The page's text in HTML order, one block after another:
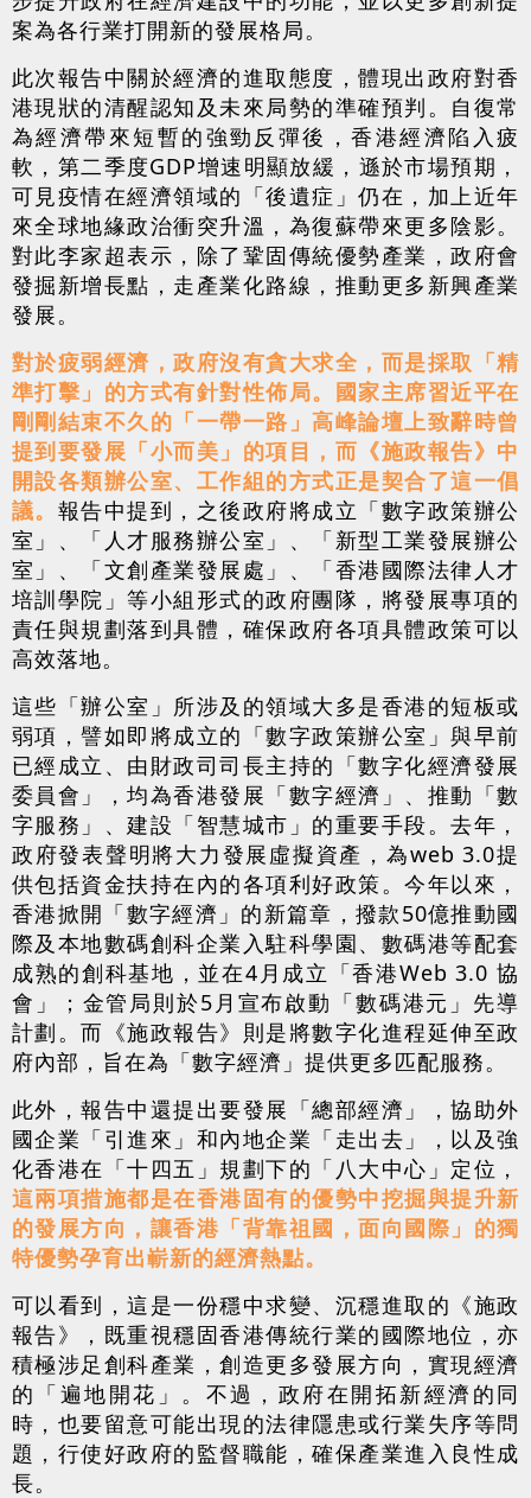
案為各行業打開新的發展格局。
此次報告中關於經濟的進取態度，體現出政府對香
港現狀的清醒認知及未來局勢的準確預判。自復常
為經濟帶來短暫的強勁反彈後，香港經濟陷入疲
軟，第二季度GDP增速明顯放緩，遜於市場預期，
可見疫情在經濟領域的「後遺症」仍在，加上近年
來全球地緣政治衝突升溫，為復蘇帶來更多陰影。
對此李家超表示，除了鞏固傳統優勢產業，政府會
發掘新增長點，走產業化路線，推動更多新興產業
發展。
對於疲弱經濟，政府沒有貪大求全，而是採取「精
準打擊」的方式有針對性佈局。國家主席習近平在
剛剛結束不久的「一帶一路」高峰論壇上致辭時曾
提到要發展「小而美」的項目，而《施政報告》中
開設各類辦公室、工作組的方式正是契合了這一倡
議。 報告中提到，之後政府將成立「數字政策辦公
室」、「人才服務辦公室」、「新型工業發展辦公
室」、「文創產業發展處」、「香港國際法律人才
培訓學院」等小組形式的政府團隊，將發展專項的
責任與規劃落到具體，確保政府各項具體政策可以
高效落地。
這些「辦公室」所涉及的領域大多是香港的短板或
弱項，譬如即將成立的「數字政策辦公室」與早前
已經成立、由財政司司長主持的「數字化經濟發展
委員會」，均為香港發展「數字經濟」、推動「數
字服務」、建設「智慧城市」的重要手段。去年，
政府發表聲明將大力發展虛擬資產，為web 3.0提
供包括資金扶持在內的各項利好政策。今年以來，
香港掀開「數字經濟」的新篇章，撥款50億推動國
際及本地數碼創科企業入駐科學園、數碼港等配套
成熟的創科基地，並在4月成立「香港Web 3.0 協
會」；金管局則於5月宣布啟動「數碼港元」先導
計劃。而《施政報告》則是將數字化進程延伸至政
府內部，旨在為「數字經濟」提供更多匹配服務。
此外，報告中還提出要發展「總部經濟」，協助外
國企業「引進來」和內地企業「走出去」，以及強
化香港在「十四五」規劃下的「八大中心」定位，
這兩項措施都是在香港固有的優勢中挖掘與提升新
的發展方向，讓香港「背靠祖國，面向國際」的獨
特優勢孕育出嶄新的經濟熱點。
可以看到，這是一份穩中求變、沉穩進取的《施政
報告》，既重視穩固香港傳統行業的國際地位，亦
積極涉足創科產業，創造更多發展方向，實現經濟
的「遍地開花」。不過，政府在開拓新經濟的同
時，也要留意可能出現的法律隱患或行業失序等問
題，行使好政府的監督職能，確保產業進入良性成
長。